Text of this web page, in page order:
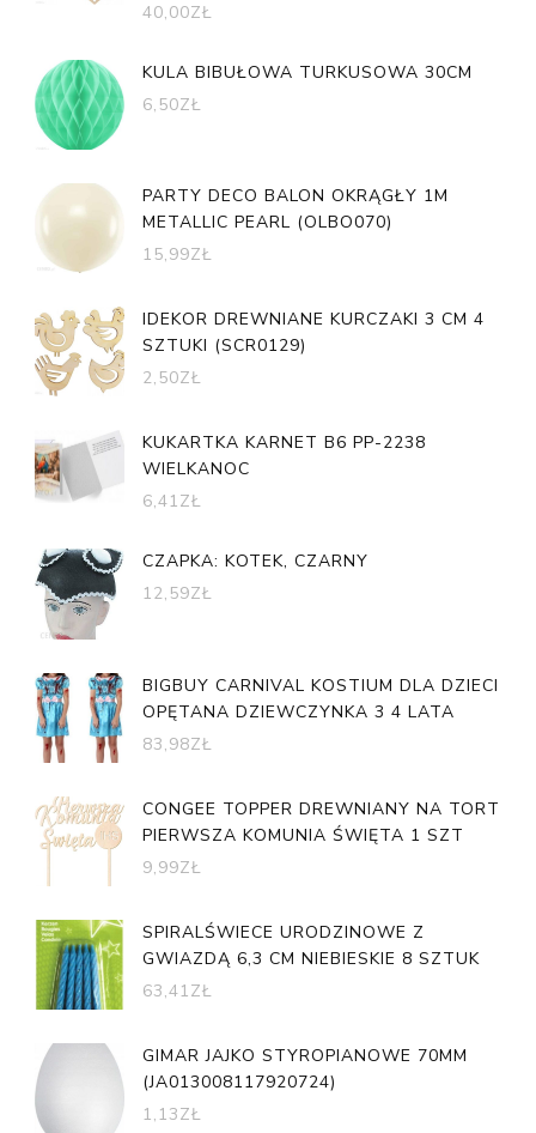
40,00ZŁ
KULA BIBUŁOWA TURKUSOWA 30CM
6,50ZŁ
PARTY DECO BALON OKRĄGŁY 1M
METALLIC PEARL (OLBO070)
15,99ZŁ
IDEKOR DREWNIANE KURCZAKI 3 CM 4
SZTUKI (SCR0129)
2,50ZŁ
KUKARTKA KARNET B6 PP-2238
WIELKANOC
6,41ZŁ
CZAPKA: KOTEK, CZARNY
12,59ZŁ
BIGBUY CARNIVAL KOSTIUM DLA DZIECI
OPĘTANA DZIEWCZYNKA 3 4 LATA
83,98ZŁ
CONGEE TOPPER DREWNIANY NA TORT
PIERWSZA KOMUNIA ŚWIĘTA 1 SZT
9,99ZŁ
SPIRALŚWIECE URODZINOWE Z
GWIAZDĄ 6,3 CM NIEBIESKIE 8 SZTUK
63,41ZŁ
GIMAR JAJKO STYROPIANOWE 70MM
(JA013008117920724)
1,13ZŁ